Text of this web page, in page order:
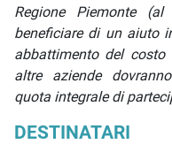
Regione Piemonte (al
beneficiare di un aiuto
abbattimento del costo
altre aziende
quota integrale di
DESTINATARI